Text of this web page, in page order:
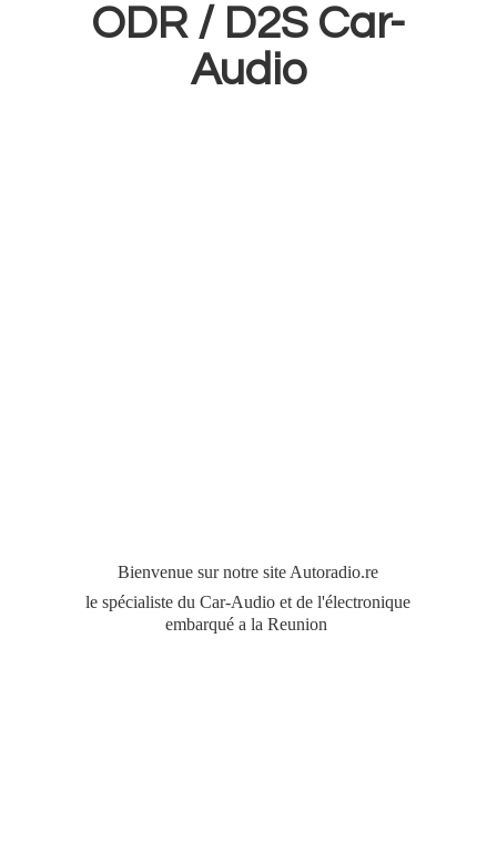
ODR / D2S Car-
Audio
Bienvenue sur notre site Autoradio.re
le spécialiste du Car-Audio et de l'électronique
embarqué a la Reunion